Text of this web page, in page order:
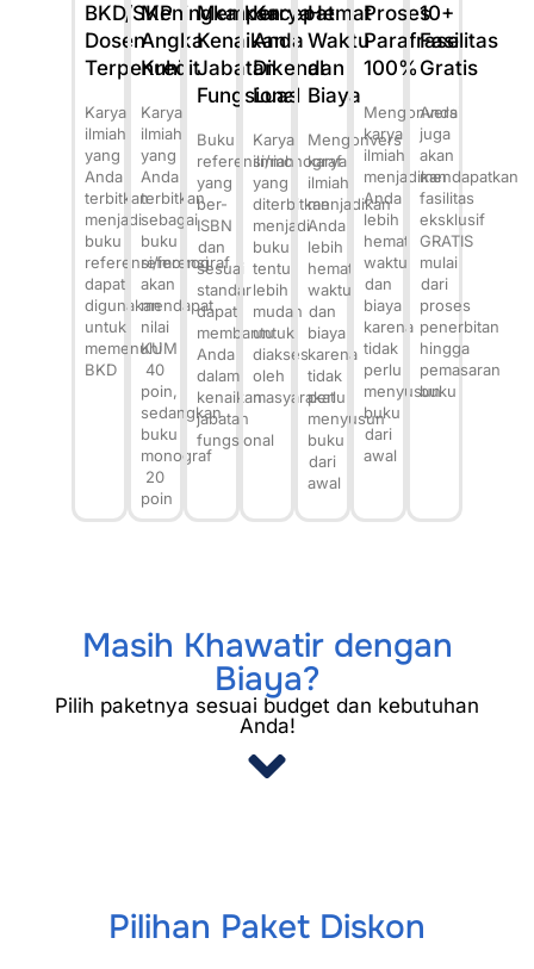
BKD/SKP
Dosen
Terpenuhi
Karya
ilmiah
yang
Anda
terbitkan
menjadi
buku
referensi/monograf
dapat
digunakan
untuk
memenuhi
BKD
Meningkatkan
Angka
Kredit
Karya
ilmiah
yang
Anda
terbitkan
sebagai
buku
referensi
akan
mendapat
nilai
KUM
40
poin,
sedangkan
buku
monograf
20
poin
Mempercepat
Kenaikan
Jabatan
Fungsional
Buku
referensi/monograf
yang
ber-
ISBN
dan
sesuai
standar
dapat
membantu
Anda
dalam
kenaikan
jabatan
fungsional
Karya
Anda
Dikenal
Luas
Karya
ilmiah
yang
diterbitkan
menjadi
buku
tentu
lebih
mudah
untuk
diakses
oleh
masyarakat
Hemat
Waktu
dan
Biaya
Mengonversi
karya
ilmiah
menjadikan
Anda
lebih
hemat
waktu
dan
biaya
karena
tidak
perlu
menyusun
buku
dari
awal
Proses
Parafrase
100%
Mengonversi
karya
ilmiah
menjadikan
Anda
lebih
hemat
waktu
dan
biaya
karena
tidak
perlu
menyusun
buku
dari
awal
10+
Fasilitas
Gratis
Anda
juga
akan
mendapatkan
fasilitas
eksklusif
GRATIS
mulai
dari
proses
penerbitan
hingga
pemasaran
buku
Masih Khawatir dengan
Biaya?
Pilih paketnya sesuai budget dan kebutuhan
Anda!
Pilihan Paket Diskon